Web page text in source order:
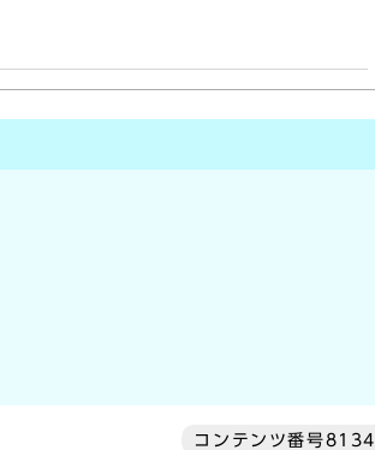
コンテンツ番号8134